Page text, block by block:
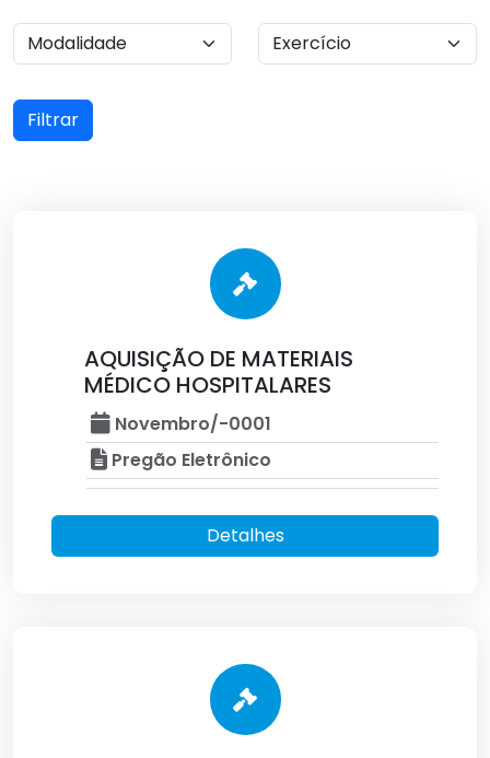
Filtrar
AQUISIÇÃO DE MATERIAIS
MÉDICO HOSPITALARES
Novembro/-0001
Pregão Eletrônico
Detalhes